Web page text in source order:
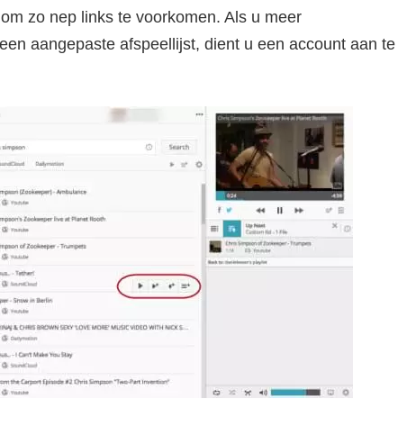
zo nep links te voorkomen. Als u meer
aangepaste afspeellijst, dient u een account aan te